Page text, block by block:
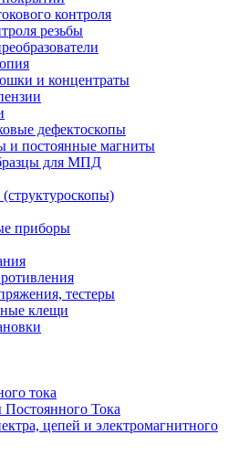
контроля
резьбы
и концентраты
дефектоскопы
и постоянные магниты
для МПД
приборы
тестеры
клещи
тока
Тока
цепей и электромагнитного